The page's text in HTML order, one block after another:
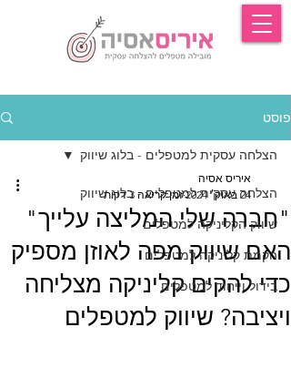
פוסט
הצלחה עסקית למטפלים - בלוג שיווק
שיווק הקליניקה למטפלים
הקמת קליניקה למטפלים
בידול וייחוד למטפלים
הצלחה עסקית למטפלים - בלוג שיווק
"חברה שלי המליצה עלייך"
האם שיווק מפה לאוזן מספיק
כדי להקים קליניקה מצליחה
ויציבה? שיווק למטפלים
איריס אסיה
24 באוק׳ 2024
זמן קריאה 3 דקות